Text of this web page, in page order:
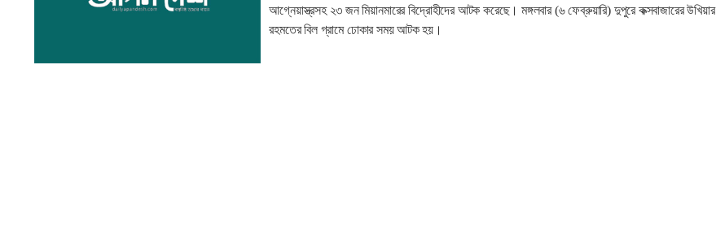
আগ্নেয়াস্ত্রসহ ২৩ জন মিয়ানমারের বিদ্রোহীদের আটক করেছে। মঙ্গলবার (৬ ফেব্রুয়ারি) দুপুরে কক্সবাজারের উখিয়ার
রহমতের বিল গ্রামে ঢোকার সময় আটক হয়।